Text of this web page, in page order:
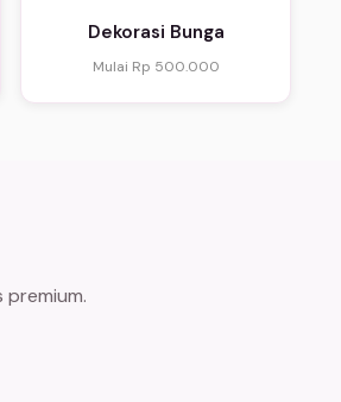
Dekorasi Bunga
Mulai Rp 500.000
premium.